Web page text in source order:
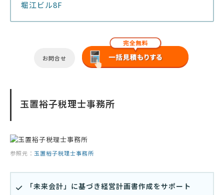
堀江ビル8F
お問合せ
玉置裕子税理士事務所
参照元： 玉置裕子税理士事務所
「未来会計」に基づき経営計画書作成をサポート